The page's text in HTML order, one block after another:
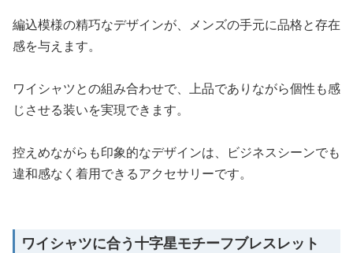
編込模様の精巧なデザインが、メンズの手元に品格と存在
感を与えます。
ワイシャツとの組み合わせで、上品でありながら個性も感
じさせる装いを実現できます。
控えめながらも印象的なデザインは、ビジネスシーンでも
違和感なく着用できるアクセサリーです。
ワイシャツに合う十字星モチーフブレスレット